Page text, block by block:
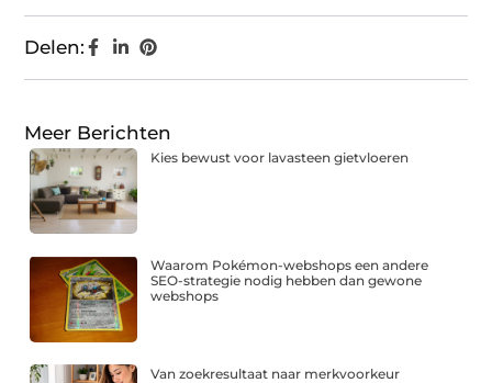
Delen:
Meer Berichten
Kies bewust voor lavasteen gietvloeren
Waarom Pokémon-webshops een andere
SEO-strategie nodig hebben dan gewone
webshops
Van zoekresultaat naar merkvoorkeur